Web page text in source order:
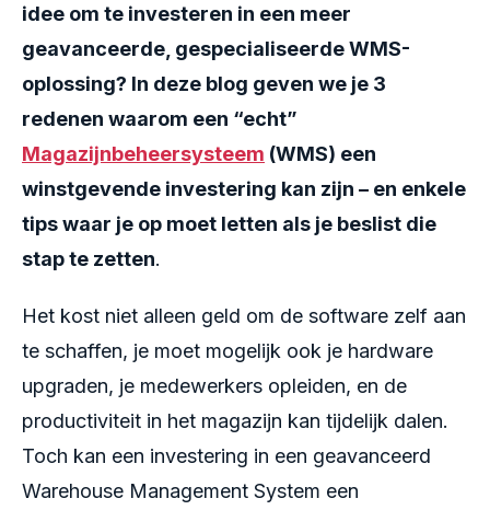
idee om te investeren in een meer
geavanceerde, gespecialiseerde WMS-
oplossing? In deze blog geven we je 3
redenen waarom een “echt”
Magazijnbeheersysteem (WMS) een
winstgevende investering kan zijn – en enkele
tips waar je op moet letten als je beslist die
stap te zetten.
Het kost niet alleen geld om de software zelf aan
te schaffen, je moet mogelijk ook je hardware
upgraden, je medewerkers opleiden, en de
productiviteit in het magazijn kan tijdelijk dalen.
Toch kan een investering in een geavanceerd
Warehouse Management System een